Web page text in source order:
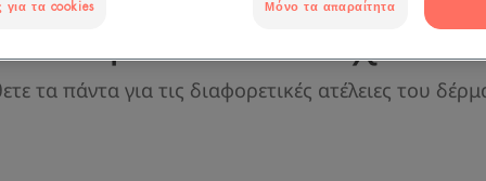
Τα βασικά στοιχεία
τα πάντα για τις διαφορετικές ατέλειες του
για τα cookies Μόνο τα απαραίτητα